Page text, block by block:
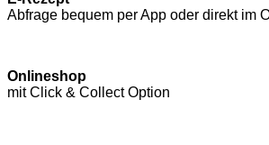
Abfrage bequem per App oder direkt im
Onlineshop
mit Click & Collect Option